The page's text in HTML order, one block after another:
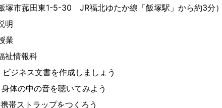
東1-5-30 JR福北ゆたか線「飯塚駅」から約3分）
明
報科
を作成しましょう
音を聴いてみよう
ップをつくろう